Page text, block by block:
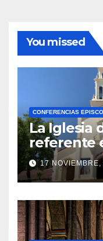
You missed
CONFERENCIAS
La Iglesia
referente
gracias a
17